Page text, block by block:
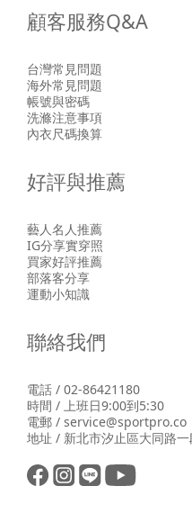
顧客服務Q&A
台灣常見問題
海外常見問題
帳號與密碼
洗滌注意事項
內衣尺碼換算
好評與推薦
藝人名人推薦
IG分享實穿照
買家好評推薦
部落客分享
運動小知識
聯絡我們
電話 / 02-86421180
時間 / 上班日9:00到5:30
電郵 / service@sportpro.co
地址 / 新北市汐止區大同路